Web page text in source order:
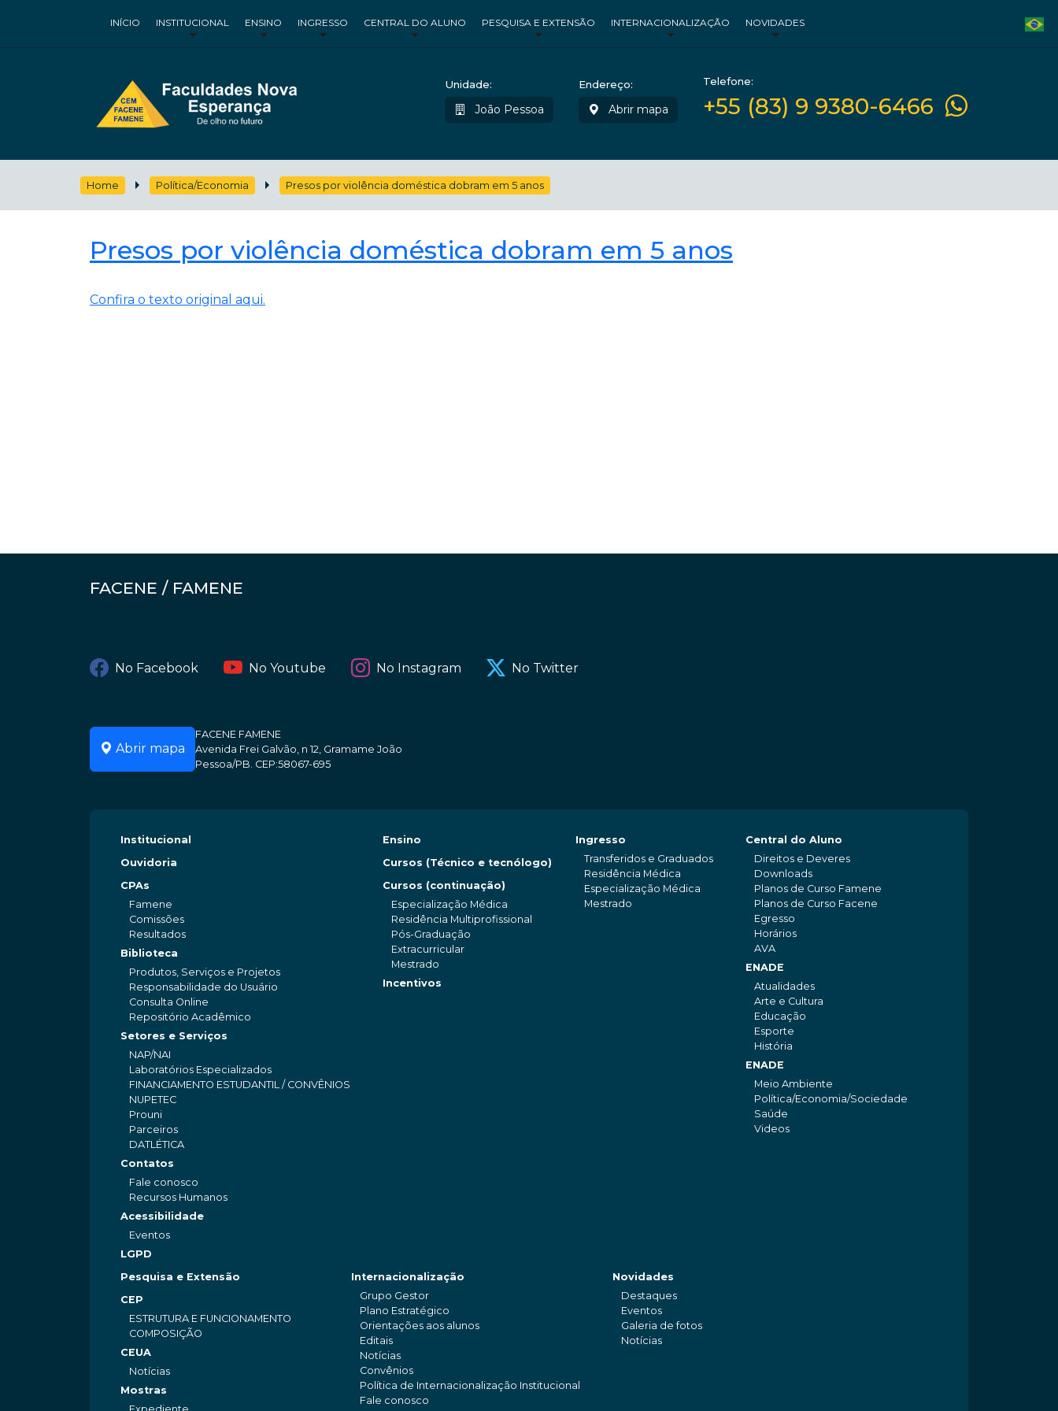
INÍCIO INSTITUCIONAL ENSINO INGRESSO CENTRAL DO ALUNO PESQUISA E EXTENSÃO INTERNACIONALIZAÇÃO NOVIDADES
Unidade:
João Pessoa
Endereço:
Abrir mapa
Telefone:
+55 (83) 9 9380-6466
Home Política/Economia Presos por violência doméstica dobram em 5 anos
Presos por violência doméstica dobram em 5 anos
Confira o texto original aqui.
FACENE / FAMENE
No Facebook No Youtube No Instagram No Twitter
Abrir mapa
FACENE FAMENE
Avenida Frei Galvão, n 12, Gramame João
Pessoa/PB. CEP:58067-695
Institucional
Ouvidoria
CPAs
Famene
Comissões
Resultados
Biblioteca
Produtos, Serviços e Projetos
Responsabilidade do Usuário
Consulta Online
Repositório Acadêmico
Setores e Serviços
NAP/NAI
Laboratórios Especializados
FINANCIAMENTO ESTUDANTIL / CONVÊNIOS
NUPETEC
Prouni
Parceiros
DATLÉTICA
Contatos
Fale conosco
Recursos Humanos
Acessibilidade
Eventos
LGPD
Ensino
Cursos (Técnico e tecnólogo)
Cursos (continuação)
Especialização Médica
Residência Multiprofissional
Pós-Graduação
Extracurricular
Mestrado
Incentivos
Ingresso
Transferidos e Graduados
Residência Médica
Especialização Médica
Mestrado
Central do Aluno
Direitos e Deveres
Downloads
Planos de Curso Famene
Planos de Curso Facene
Egresso
Horários
AVA
ENADE
Atualidades
Arte e Cultura
Educação
Esporte
História
ENADE
Meio Ambiente
Política/Economia/Sociedade
Saúde
Videos
Pesquisa e Extensão
CEP
ESTRUTURA E FUNCIONAMENTO
COMPOSIÇÃO
CEUA
Notícias
Mostras
Internacionalização
Grupo Gestor
Plano Estratégico
Orientações aos alunos
Editais
Notícias
Convênios
Política de Internacionalização Institucional
Fale conosco
Novidades
Destaques
Eventos
Galeria de fotos
Notícias